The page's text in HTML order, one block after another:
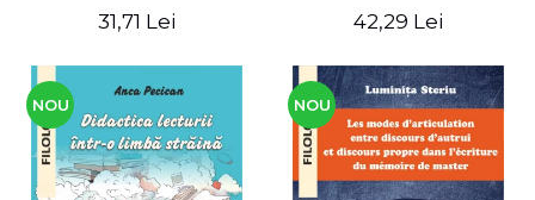
31,71 Lei
Resulting from reflective
42,29 Lei
NOU NOU